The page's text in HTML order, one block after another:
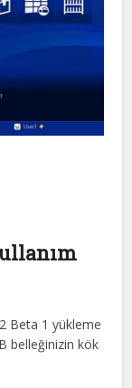
Beta 1 yükleme
belleğinizin kök